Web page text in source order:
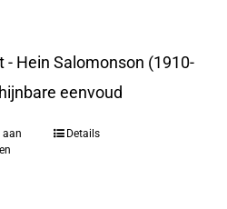
- Hein Salomonson (1910-
eenvoud
aan
Details